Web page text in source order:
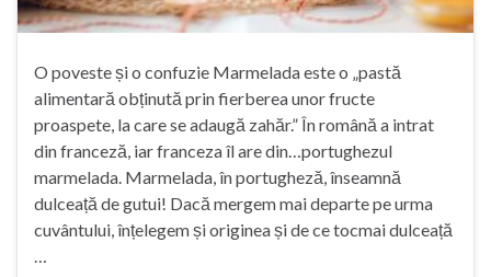
O poveste și o confuzie Marmelada este o „pastă
alimentară obținută prin fierberea unor fructe
proaspete, la care se adaugă zahăr.” În română a intrat
din franceză, iar franceza îl are din…portughezul
marmelada. Marmelada, în portugheză, înseamnă
dulceață de gutui! Dacă mergem mai departe pe urma
cuvântului, înțelegem și originea și de ce tocmai dulceață
…